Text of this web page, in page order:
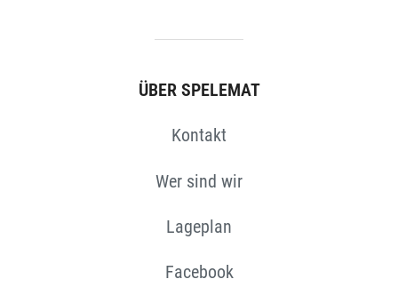
ÜBER SPELEMAT
Kontakt
Wer sind wir
Lageplan
Facebook